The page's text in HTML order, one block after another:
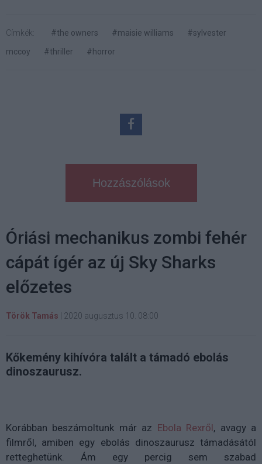
Címkék: #the owners #maisie williams
#sylvester
mccoy
#thriller #horror
Hozzászólások
Óriási mechanikus zombi fehér
cápát ígér az új Sky Sharks
előzetes
Török Tamás 2020 augusztus 10. 08:00
Kőkemény kihívóra talált a támadó ebolás
dinoszaurusz.
Korábban beszámoltunk már az Ebola Rexről, avagy a
filmről, amiben egy ebolás dinoszaurusz támadásától
retteghetünk. Ám egy percig sem szabad